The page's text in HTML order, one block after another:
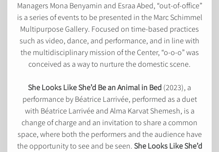
Managers Mona Benyamin and Esraa Abed, “out-of-office”
is a series of events to be presented in the Marc Schimmel
Multipurpose Gallery. Focused on time-based practices
such as video, dance, and performance, and in line with
the multidisciplinary mission of the Center, “o-o-o” was
conceived as a way to nurture the domestic scene.
SheLooksLikeShe’d Be anAnimal in Bed (2023), a
performance by Béatrice Larrivée, performed as a duet
with Béatrice Larrivée and Alma Karvat Shemesh, is a
change of charge and an invitation to share a common
space, where both the performers and the audience have
the opportunity to see and be seen.She Looks Like She’d